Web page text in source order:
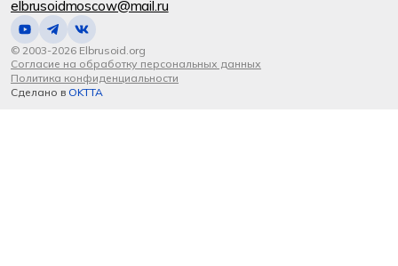
elbrusoidmoscow@mail.ru
© 2003-2026 Elbrusoid.org
Согласие на обработку персональных данных
Политика конфиденциальности
Сделано в OKTTA